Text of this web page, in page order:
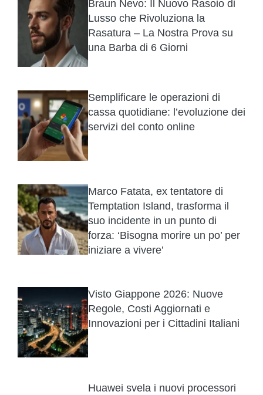
Braun Nevo: Il Nuovo Rasoio di
Lusso che Rivoluziona la
Rasatura – La Nostra Prova su
una Barba di 6 Giorni
Semplificare le operazioni di
cassa quotidiane: l’evoluzione dei
servizi del conto online
Marco Fatata, ex tentatore di
Temptation Island, trasforma il
suo incidente in un punto di
forza: ‘Bisogna morire un po’ per
iniziare a vivere’
Visto Giappone 2026: Nuove
Regole, Costi Aggiornati e
Innovazioni per i Cittadini Italiani
Huawei svela i nuovi processori